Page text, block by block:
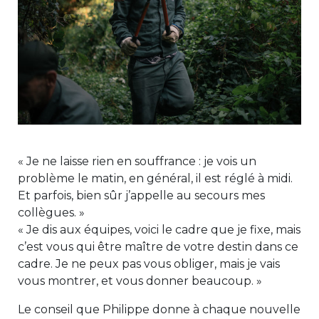
« Je ne laisse rien en souffrance : je vois un
problème le matin, en général, il est réglé à midi.
Et parfois, bien sûr j’appelle au secours mes
collègues. »
« Je dis aux équipes, voici le cadre que je fixe, mais
c’est vous qui être maître de votre destin dans ce
cadre. Je ne peux pas vous obliger, mais je vais
vous montrer, et vous donner beaucoup. »
Le conseil que Philippe donne à chaque nouvelle